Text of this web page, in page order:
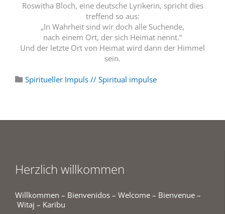
Roswitha Bloch, eine deutsche Lyrikerin, spricht dies
treffend so aus:
„In Wahrheit sind wir doch alle Suchende,
nach einem Ort, der sich Heimat nennt.“
Und der letzte Ort von Heimat wird dann der Himmel
sein.
 Category
Spiritueller Impuls // Spiritual impulse
Herzlich willkommen
Willkommen – Bienvenidos – Welcome – Bienvenue –
Witaj – Karibu